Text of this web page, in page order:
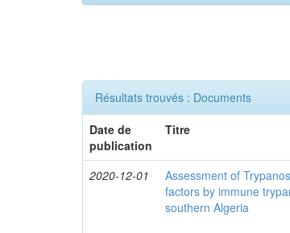
Résultats trouvés : Documents
Date de
publication
Titre
2020-12-01
Assessment of
factors by immune
southern Algeria